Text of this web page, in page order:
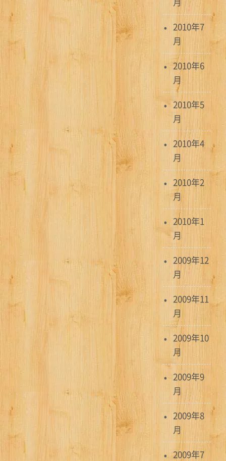
2010年7
月
2010年6
月
2010年5
月
2010年4
月
2010年2
月
2010年1
月
2009年12
月
2009年11
月
2009年10
月
2009年9
月
2009年8
月
2009年7